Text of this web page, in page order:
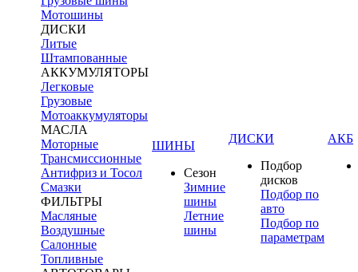
Мотошины
ДИСКИ
Литые
Штампованные
АККУМУЛЯТОРЫ
Легковые
Грузовые
Мотоаккумуляторы
МАСЛА
Моторные
Трансмиссионные
Антифриз и Тосол
Смазки
ФИЛЬТРЫ
Масляные
Воздушные
Салонные
Топливные
ШИНЫ
Сезон
Зимние
шины
Летние
шины
ДИСКИ
Подбор
дисков
Подбор по
авто
Подбор по
параметрам
АКБ